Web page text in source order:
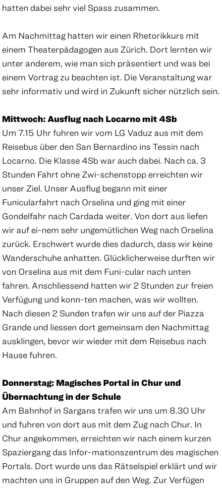
hatten dabei sehr viel Spass zusammen.
Am Nachmittag hatten wir einen Rhetorikkurs mit
einem Theaterpädagogen aus Zürich. Dort lernten wir
unter anderem, wie man sich präsentiert und was bei
einem Vortrag zu beachten ist. Die Veranstaltung war
sehr informativ und wird in Zukunft sicher nützlich sein.
Mittwoch: Ausflug nach Locarno mit 4Sb
Um 7.15 Uhr fuhren wir vom LG Vaduz aus mit dem
Reisebus über den San Bernardino ins Tessin nach
Locarno. Die Klasse 4Sb war auch dabei. Nach ca. 3
Stunden Fahrt ohne Zwi-schenstopp erreichten wir
unser Ziel. Unser Ausflug begann mit einer
Funicularfahrt nach Orselina und ging mit einer
Gondelfahr nach Cardada weiter. Von dort aus liefen
wir auf ei-nem sehr ungemütlichen Weg nach Orselina
zurück. Erschwert wurde dies dadurch, dass wir keine
Wanderschuhe anhatten. Glücklicherweise durften wir
von Orselina aus mit dem Funi-cular nach unten
fahren. Anschliessend hatten wir 2 Stunden zur freien
Verfügung und konn-ten machen, was wir wollten.
Nach diesen 2 Sunden trafen wir uns auf der Piazza
Grande und liessen dort gemeinsam den Nachmittag
ausklingen, bevor wir wieder mit dem Reisebus nach
Hause fuhren.
Donnerstag: Magisches Portal in Chur und
Übernachtung in der Schule
Am Bahnhof in Sargans trafen wir uns um 8.30 Uhr
und fuhren von dort aus mit dem Zug nach Chur. In
Chur angekommen, erreichten wir nach einem kurzen
Spaziergang das Infor-mationszentrum des magischen
Portals. Dort wurde uns das Rätselspiel erklärt und wir
machten uns in Gruppen auf den Weg. Zur Verfügen